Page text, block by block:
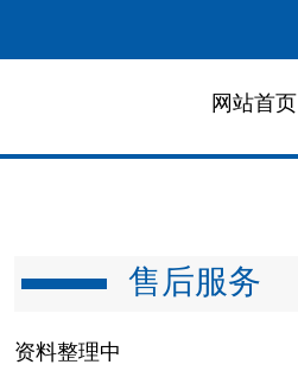
网站首页
售后服务
资料整理中